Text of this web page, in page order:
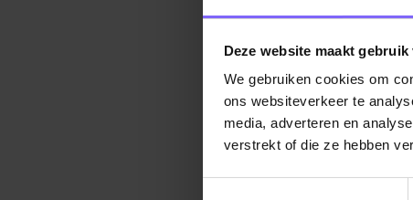
Deze website maakt
We gebruiken cookies om
ons websiteverkeer te
media, adverteren en
verstrekt of die ze hebben